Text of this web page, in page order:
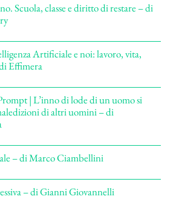
Scuola, classe e diritto di restare – di
Artificiale e noi: lavoro, vita,
Effimera
| L’inno di lode di un uomo si
di altri uomini – di
– di Marco Ciambellini
– di Gianni Giovannelli